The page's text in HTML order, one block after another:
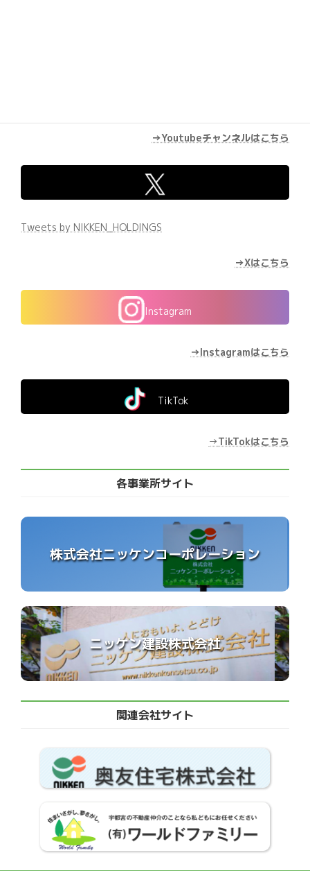
→Youtubeチャンネルはこちら
Tweets by NIKKEN_HOLDINGS
→Xはこちら
Instagram
→Instagramはこちら
TikTok
→TikTokはこちら
各事業所サイト
株式会社ニッケンコーポレーション
ニッケン建設株式会社
関連会社サイト